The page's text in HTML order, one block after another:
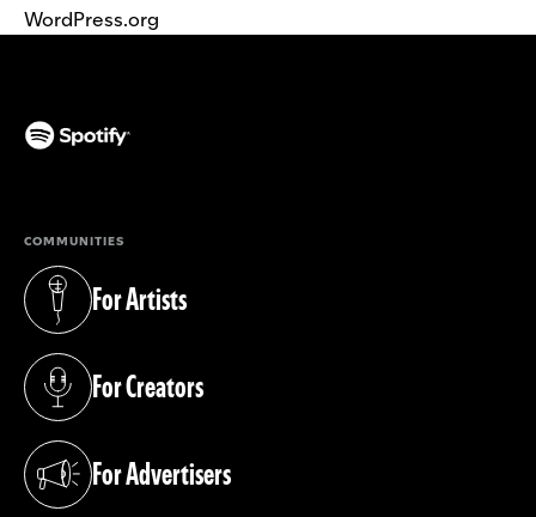
WordPress.org
COMMUNITIES
For Artists
(opens in a new tab)
For Creators
(opens in a new tab)
For Advertisers
(opens in a new tab)